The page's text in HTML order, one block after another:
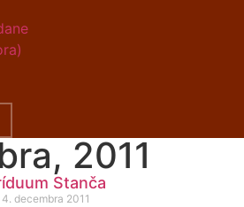
2011
Stanča
4. decembra 2011